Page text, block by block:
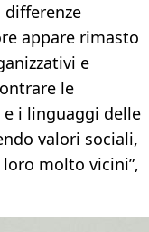
differenze
appare rimasto
e
le
i linguaggi delle
valori sociali,
molto vicini”,